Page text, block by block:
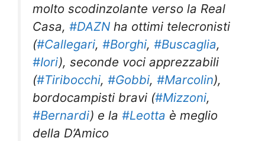
molto scodinzolante verso la Real
Casa, #DAZN ha ottimi telecronisti
(#Callegari, #Borghi, #Buscaglia,
#Iori), seconde voci apprezzabili
(#Tiribocchi, #Gobbi, #Marcolin),
bordocampisti bravi (#Mizzoni,
#Bernardi) e la #Leotta è meglio
della D’Amico